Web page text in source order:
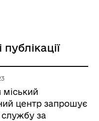
міський
центр запрошує
службу за